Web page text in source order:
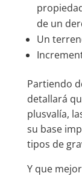
de un
Un
Partiendo
detallará
plusvalía,
su base
tipos de
Y que